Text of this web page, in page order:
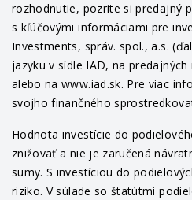
rozhodnutie, pozrite si predajný
s kľúčovými informáciami pre
Investments, správ. spol., a.s.
jazyku v sídle IAD, na
alebo na www.iad.sk. Pre viac
svojho finančného
Hodnota investície do
znižovať a nie je zaručená
sumy. S investíciou do
riziko. V súlade so štatútmi